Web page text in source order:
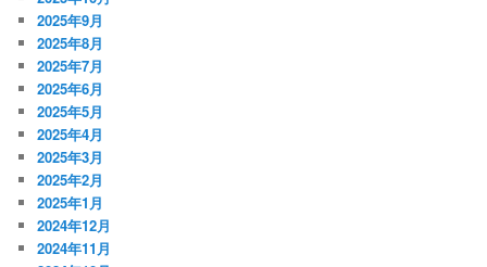
2025年9月
2025年8月
2025年7月
2025年6月
2025年5月
2025年4月
2025年3月
2025年2月
2025年1月
2024年12月
2024年11月